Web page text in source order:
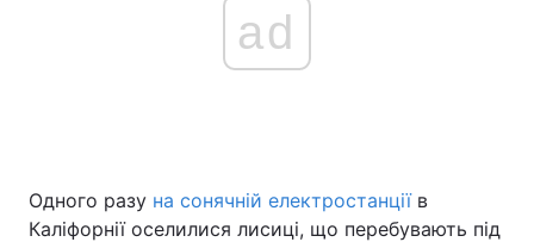
Головна Війна
ad
Одного разу на сонячній електростанціїв
Каліфорнії оселилися лисиці, що перебувають під